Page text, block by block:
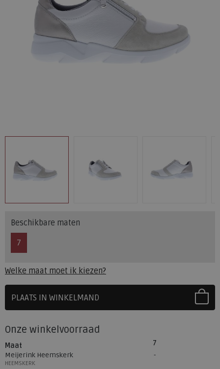
Beschikbare maten
7
Welke maat moet ik kiezen?
PLAATS IN WINKELMAND
Onze winkelvoorraad
Maat
7
Meijerink Heemskerk
HEEMSKERK